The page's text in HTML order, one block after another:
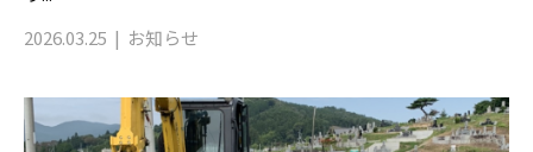
2026.03.25
お知らせ